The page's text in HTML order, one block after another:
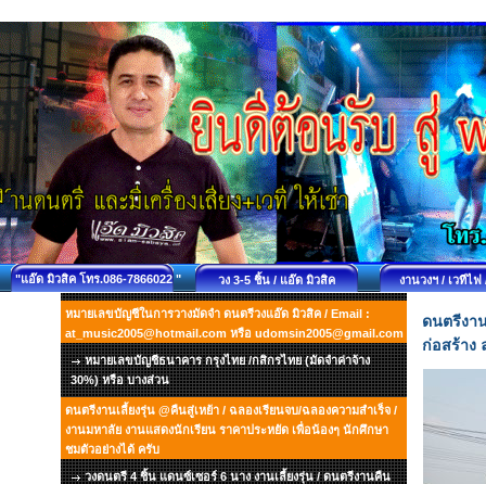
"แอ๊ด มิวสิค โทร.086-7866022 " วง 3-5 ชิ้น / แอ๊ด มิวสิค งานวงฯ / เวทีไ
หมายเลขบัญชีในการวางมัดจำ ดนตรีวงแอ๊ด มิวสิค / Email :
at_music2005@hotmail.com หรือ udomsin2005@gmail.com
หมายเลขบัญชีธนาคาร กรุงไทย /กสิกรไทย (มัดจำค่าจ้าง
30%) หรือ บางส่วน
ดนตรีงานเลี้ยงรุ่น @คืนสู่เหย้า / ฉลองเรียนจบ/ฉลองความสำเร็จ /
งานมหาลัย งานแสดงนักเรียน ราคาประหยัด เพื่อน้องๆ นักศึกษา
ชมตัวอย่างได้ ครับ
วงดนตรี 4 ชิ้น แดนซ์เซอร์ 6 นาง งานเลี้ยงรุ่น / ดนตรีงานคืน
ดนตรีงา
ก่อสร้าง